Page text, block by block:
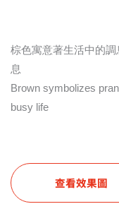
棕色寓意著生活中的
息
Brown symbolizes
busy life
查看效果圖